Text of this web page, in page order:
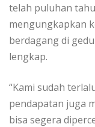
telah puluhan
mengungkapkan
berdagang di
lengkap.
“Kami sudah
pendapatan juga
bisa segera